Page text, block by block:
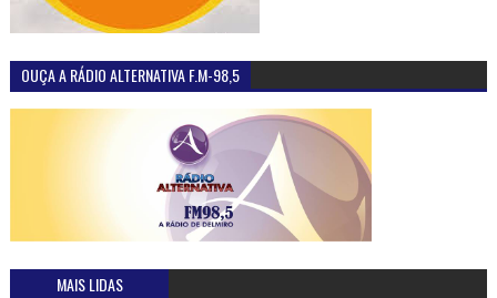
OUÇA A RÁDIO ALTERNATIVA F.M-98,5
MAIS LIDAS